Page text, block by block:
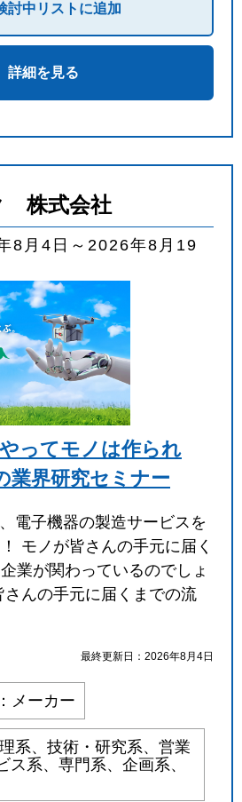
中リストに追加
詳細を見る
株式会社
8月4日～2026年8月19
ってモノは作られ
業界研究セミナー
電子機器の製造サービスを
モノが皆さんの手元に届く
業が関わっているのでしょ
さんの手元に届くまでの流
最終更新日：2026年8月4日
メーカー
系、技術・研究系、営業
ス系、専門系、企画系、